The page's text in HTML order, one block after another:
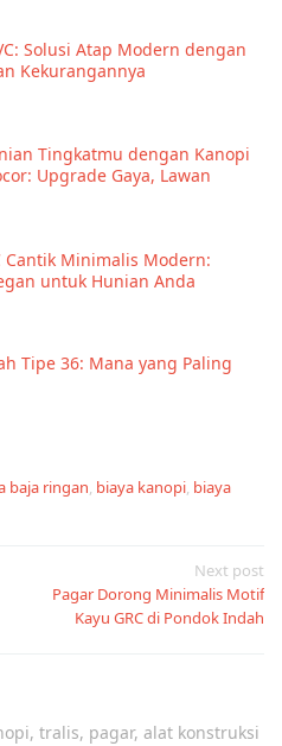
Solusi Atap Modern dengan
Kekurangannya
Tingkatmu dengan Kanopi
Upgrade Gaya, Lawan
Cantik Minimalis Modern:
untuk Hunian Anda
Tipe 36: Mana yang Paling
baja ringan, biaya kanopi, biaya
Next post
Pagar Dorong Minimalis Motif
Kayu GRC di Pondok Indah
tralis, pagar, alat konstruksi